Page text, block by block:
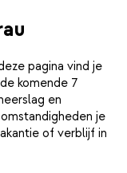
pagina vind je
komende 7
en
je
of verblijf in